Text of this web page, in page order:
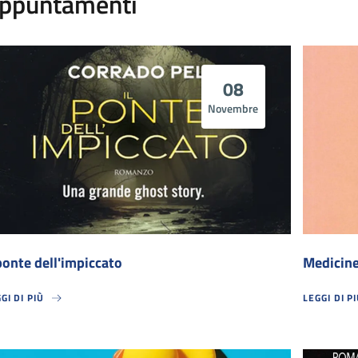
08
Novembre
dell'impiccato
DI PIÙDELL'IMPICCATO LEGGI DI